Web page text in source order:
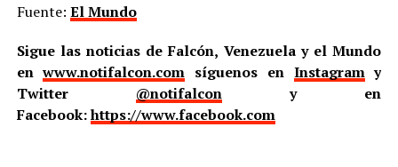
Fuente: El Mundo
Sigue las noticias de Falcón, Venezuela y el Mundo
enwww.notifalcon.com síguenos en Instagramy
Twitter @notifalcony en
Facebook:https://www.facebook.com